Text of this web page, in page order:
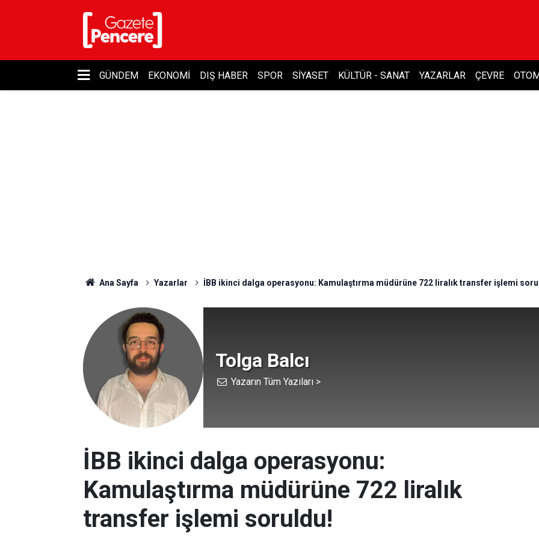
GÜNDEM EKONOMI DIŞ HABER SPOR SIYASET KÜLTÜR - SANAT YAZARLAR ÇEVRE
Ana Sayfa Yazarlar İBB ikinci dalga operasyonu: Kamulaştırma müdürüne 722 liralık transfer işlemi
Tolga Balcı
Yazarın Tüm Yazıları >
İBB ikinci dalga operasyonu:
Kamulaştırma müdürüne 722 liralık
transfer işlemi soruldu!